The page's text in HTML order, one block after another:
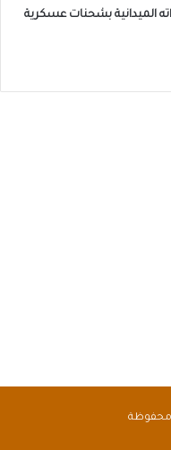
الميدانية بشحنات عسكرية